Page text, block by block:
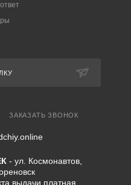
ЗАКАЗАТЬ ЗВОНОК
- ул. Космонавтов,
выдачи платная